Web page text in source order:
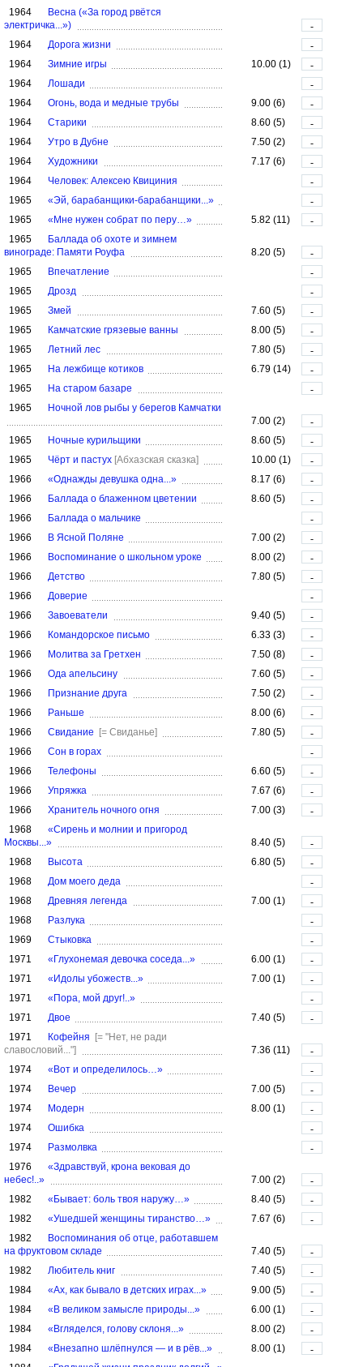
1964
Весна («За город рвётся
электричка...»)
-
1964
Дорога жизни
-
1964
Зимние игры 10.00 (1)
-
1964
Лошади
-
1964
Огонь, вода и медные трубы 9.00 (6)
-
1964
Старики 8.60 (5)
-
1964
Утро в Дубне 7.50 (2)
-
1964
Художники 7.17 (6)
-
1964
Человек: Алексею Квициния
-
1965
«Эй, барабанщики-барабанщики...»
-
1965
«Мне нужен собрат по перу…» 5.82 (11)
-
1965
Баллада об охоте и зимнем
винограде: Памяти Роуфа
8.20 (5)
-
1965
Впечатление
-
1965
Дрозд
-
1965
Змей 7.60 (5)
-
1965
Камчатские грязевые ванны 8.00 (5)
-
1965
Летний лес 7.80 (5)
-
1965
На лежбище котиков 6.79 (14)
-
1965
На старом базаре
-
1965
Ночной лов рыбы у берегов Камчатки
7.00 (2)
-
1965
Ночные курильщики 8.60 (5)
-
1965
Чёрт и пастух [Абхазская сказка] 10.00 (1)
-
1966
«Однажды девушка одна...» 8.17 (6)
-
1966
Баллада о блаженном цветении 8.60 (5)
-
1966
Баллада о мальчике
-
1966
В Ясной Поляне 7.00 (2)
-
1966
Воспоминание о школьном уроке 8.00 (2)
-
1966
Детство 7.80 (5)
-
1966
Доверие
-
1966
Завоеватели 9.40 (5)
-
1966
Командорское письмо 6.33 (3)
-
1966
Молитва за Гретхен 7.50 (8)
-
1966
Ода апельсину 7.60 (5)
-
1966
Признание друга 7.50 (2)
-
1966
Раньше 8.00 (6)
-
1966
Свидание [= Свиданье] 7.80 (5)
-
1966
Сон в горах
-
1966
Телефоны 6.60 (5)
-
1966
Упряжка 7.67 (6)
-
1966
Хранитель ночного огня 7.00 (3)
-
1968
«Сирень и молнии и пригород
Москвы...»
8.40 (5)
-
1968
Высота 6.80 (5)
-
1968
Дом моего деда
-
1968
Древняя легенда 7.00 (1)
-
1968
Разлука
-
1969
Стыковка
-
1971
«Глухонемая девочка соседа...» 6.00 (1)
-
1971
«Идолы убожеств...» 7.00 (1)
-
1971
«Пора, мой друг!..»
-
1971
Двое 7.40 (5)
-
1971
Кофейня
[= "Нет, не ради
славословий..."]
7.36 (11)
-
1974
«Вот и определилось…»
-
1974
Вечер 7.00 (5)
-
1974
Модерн 8.00 (1)
-
1974
Ошибка
-
1974
Размолвка
-
1976
«Здравствуй, крона вековая до
небес!..»
7.00 (2)
-
1982
«Бывает: боль твоя наружу…» 8.40 (5)
-
1982
«Ушедшей женщины тиранство…» 7.67 (6)
-
1982
Воспоминания об отце, работавшем
на фруктовом складе
7.40 (5)
-
1982
Любитель книг 7.40 (5)
-
1984
«Ах, как бывало в детских играх...» 9.00 (5)
-
1984
«В великом замысле природы...» 6.00 (1)
-
1984
«Вгляделся, голову склоня...» 8.00 (2)
-
1984
«Внезапно шлёпнулся — и в рёв...» 8.00 (1)
-